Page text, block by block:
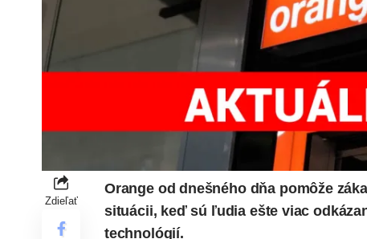
Zdieľať
Orange od dnešného dňa pomôže
situácii, keď sú ľudia ešte viac
technológií.